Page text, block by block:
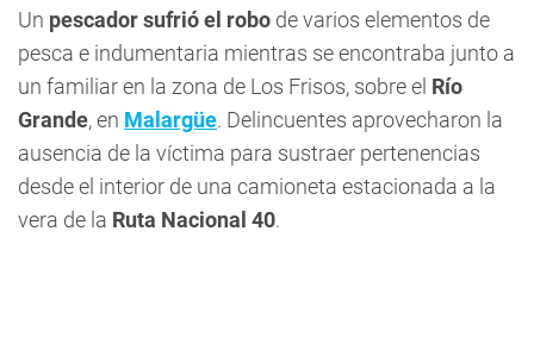
Un pescador sufrió el robo de varios elementos de
pesca e indumentaria mientras se encontraba junto a
un familiar en la zona de Los Frisos, sobre el Río
Grande, en Malargüe. Delincuentes aprovecharon la
ausencia de la víctima para sustraer pertenencias
desde el interior de una camioneta estacionada a la
vera de la Ruta Nacional 40.